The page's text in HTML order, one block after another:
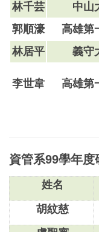
林千芸
中山
郭順濠
高雄第
林居平
義守
李世韋 高雄第
資管系99學年度
姓名
胡紋慈